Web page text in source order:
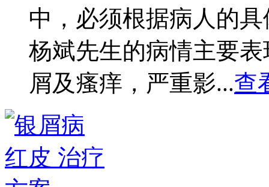
中，必须根据病人的
杨斌先生的病情主要
屑及瘙痒，严重影...查